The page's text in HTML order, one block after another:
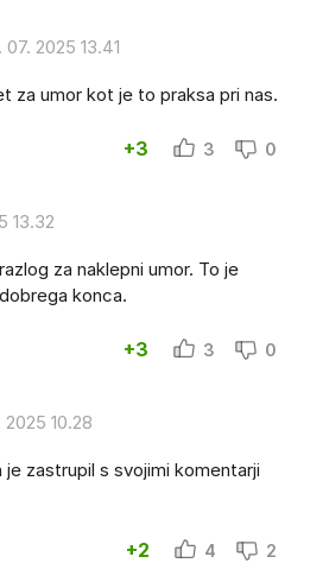
07. 2025 13.41
za umor kot je to praksa pri nas.
+3 3 0
13.32
za naklepni umor. To je
konca.
+3 3 0
2025 10.28
zastrupil s svojimi komentarji
+2 4 2